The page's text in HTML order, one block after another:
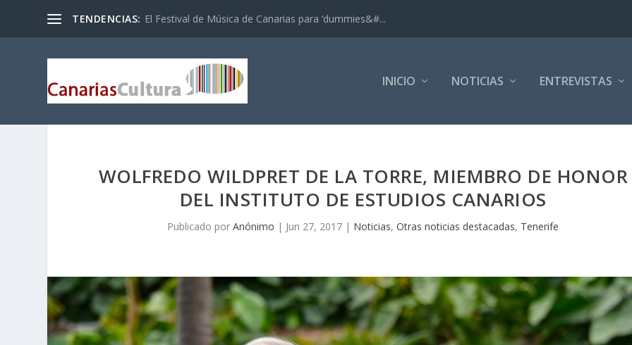
TENDENCIAS: El Festival de Música de Canarias para ‘dummies&#...
INICIO NOTICIAS ENTREVISTAS
WOLFREDO WILDPRET DE LA TORRE, MIEMBRO DE HONOR
DEL INSTITUTO DE ESTUDIOS CANARIOS
Publicado porAnónimo | Jun 27, 2017 | Noticias,Otras noticias destacadas, Tenerife